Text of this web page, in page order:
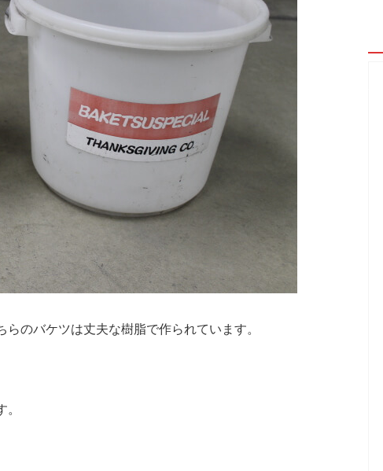
のバケツは丈夫な樹脂で作られています。